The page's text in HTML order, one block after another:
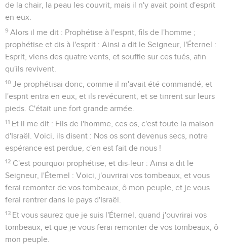
de la chair, la peau les couvrit, mais il n'y avait point d'esprit
en eux.
9 Alors il me dit : Prophétise à l'esprit, fils de l'homme ;
prophétise et dis à l'esprit : Ainsi a dit le Seigneur, l'Éternel :
Esprit, viens des quatre vents, et souffle sur ces tués, afin
qu'ils revivent.
10 Je prophétisai donc, comme il m'avait été commandé, et
l'esprit entra en eux, et ils revécurent, et se tinrent sur leurs
pieds. C'était une fort grande armée.
11 Et il me dit : Fils de l'homme, ces os, c'est toute la maison
d'Israël. Voici, ils disent : Nos os sont devenus secs, notre
espérance est perdue, c'en est fait de nous !
12 C'est pourquoi prophétise, et dis-leur : Ainsi a dit le
Seigneur, l'Éternel : Voici, j'ouvrirai vos tombeaux, et vous
ferai remonter de vos tombeaux, ô mon peuple, et je vous
ferai rentrer dans le pays d'Israël.
13 Et vous saurez que je suis l'Éternel, quand j'ouvrirai vos
tombeaux, et que je vous ferai remonter de vos tombeaux, ô
mon peuple.